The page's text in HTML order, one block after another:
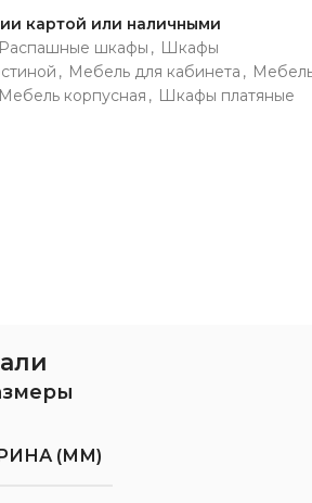
картой или наличными
Распашные шкафы , Шкафы
, Мебель для кабинета ,
Мебель корпусная , Шкафы платяные
(ММ)